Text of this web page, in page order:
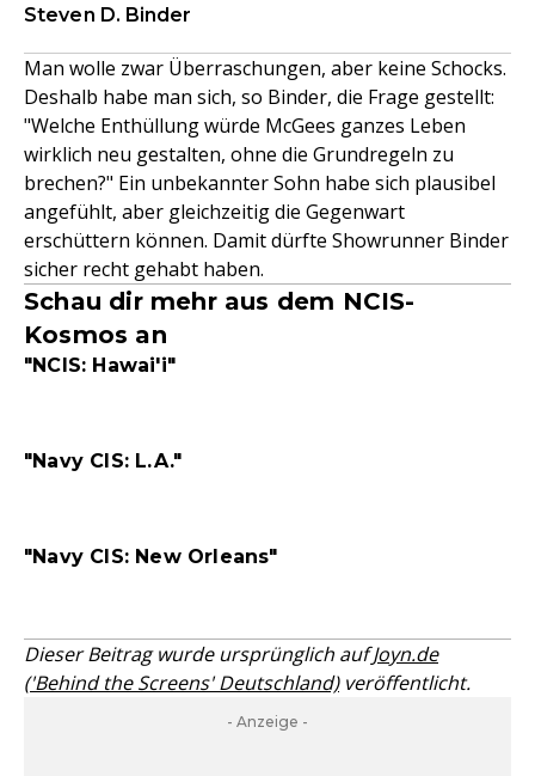
Steven D. Binder
Man wolle zwar Überraschungen, aber keine Schocks.
Deshalb habe man sich, so Binder, die Frage gestellt:
"Welche Enthüllung würde McGees ganzes Leben
wirklich neu gestalten, ohne die Grundregeln zu
brechen?" Ein unbekannter Sohn habe sich plausibel
angefühlt, aber gleichzeitig die Gegenwart
erschüttern können. Damit dürfte Showrunner Binder
sicher recht gehabt haben.
Schau dir mehr aus dem NCIS-
Kosmos an
"NCIS: Hawai'i"
"Navy CIS: L.A."
"Navy CIS: New Orleans"
Dieser Beitrag wurde ursprünglich aufJoyn.de
('Behind the Screens' Deutschland)veröffentlicht.
- Anzeige -